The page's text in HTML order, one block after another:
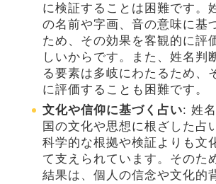
に検証することは困難です。
の名前や字画、音の意味に基
ため、その効果を客観的に評
しいからです。また、姓名判
る要素は多岐にわたるため、
に評価することも困難です。
文化や信仰に基づく占い: 姓
国の文化や思想に根ざした占
科学的な根拠や検証よりも文
て支えられています。そのた
結果は、個人の信念や文化的